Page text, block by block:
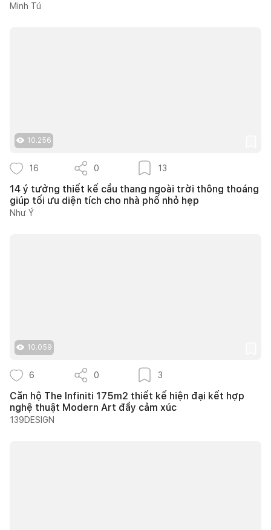
Minh Tú
10.256
16 0 13
14 ý tưởng thiết kế cầu thang ngoài trời thông thoáng
giúp tối ưu diện tích cho nhà phố nhỏ hẹp
Như Ý
10.059
6 0 3
Căn hộ The Infiniti 175m2 thiết kế hiện đại kết hợp
nghệ thuật Modern Art đầy cảm xúc
139DESIGN